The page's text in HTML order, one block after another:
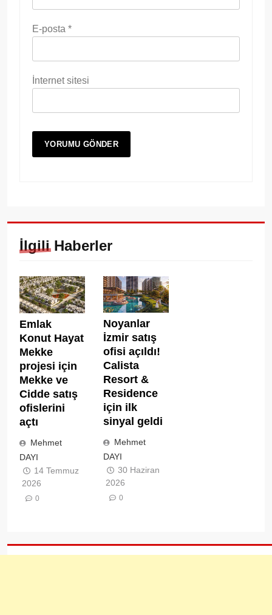
E-posta *
İnternet sitesi
İlgili Haberler
Emlak
Konut Hayat
Mekke
projesi için
Mekke ve
Cidde satış
ofislerini
açtı
Mehmet
DAYI
14 Temmuz
2026
0
Noyanlar
İzmir satış
ofisi açıldı!
Calista
Resort &
Residence
için ilk
sinyal geldi
Mehmet
DAYI
30 Haziran
2026
0